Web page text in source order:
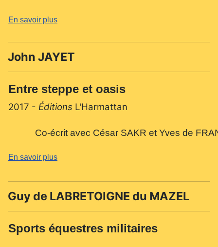
En savoir plus
John JAYET
Entre steppe et oasis
2017 - Éditions L'Harmattan
Co-écrit avec César SAKR et Yves de
En savoir plus
Guy de LABRETOIGNE du MAZEL
Sports équestres militaires